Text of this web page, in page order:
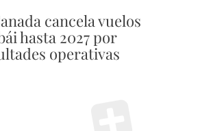
cancela vuelos
hasta 2027 por
operativas